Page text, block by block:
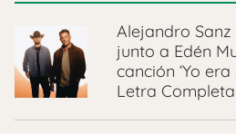
Alejandro
junto a Edén
canción ‘Yo
Letra Completa